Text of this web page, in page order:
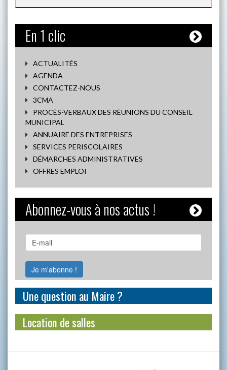
En 1 clic
ACTUALITÉS
AGENDA
CONTACTEZ-NOUS
3CMA
PROCÈS-VERBAUX DES RÉUNIONS DU CONSEIL
MUNICIPAL
ANNUAIRE DES ENTREPRISES
SERVICES PERISCOLAIRES
DÉMARCHES ADMINISTRATIVES
OFFRES EMPLOI
Abonnez-vous à nos actus !
Une question au Maire ?
Location de salles